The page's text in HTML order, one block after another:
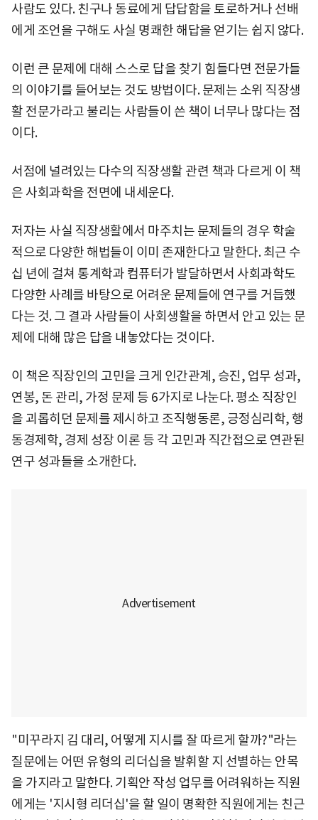
사람도 있다. 친구나 동료에게 답답함을 토로하거나 선배
에게 조언을 구해도 사실 명쾌한 해답을 얻기는 쉽지 않다.
이런 큰 문제에 대해 스스로 답을 찾기 힘들다면 전문가들
의 이야기를 들어보는 것도 방법이다. 문제는 소위 직장생
활 전문가라고 불리는 사람들이 쓴 책이 너무나 많다는 점
이다.
서점에 널려있는 다수의 직장생활 관련 책과 다르게 이 책
은 사회과학을 전면에 내세운다.
저자는 사실 직장생활에서 마주치는 문제들의 경우 학술
적으로 다양한 해법들이 이미 존재한다고 말한다. 최근 수
십 년에 걸쳐 통계학과 컴퓨터가 발달하면서 사회과학도
다양한 사례를 바탕으로 어려운 문제들에 연구를 거듭했
다는 것. 그 결과 사람들이 사회생활을 하면서 안고 있는 문
제에 대해 많은 답을 내놓았다는 것이다.
이 책은 직장인의 고민을 크게 인간관계, 승진, 업무 성과,
연봉, 돈 관리, 가정 문제 등 6가지로 나눈다. 평소 직장인
을 괴롭히던 문제를 제시하고 조직행동론, 긍정심리학, 행
동경제학, 경제 성장 이론 등 각 고민과 직간접으로 연관된
연구 성과들을 소개한다.
"미꾸라지 김 대리, 어떻게 지시를 잘 따르게 할까?"라는
질문에는 어떤 유형의 리더십을 발휘할 지 선별하는 안목
을 가지라고 말한다. 기획안 작성 업무를 어려워하는 직원
에게는 '지시형 리더십'을 할 일이 명확한 직원에게는 친근